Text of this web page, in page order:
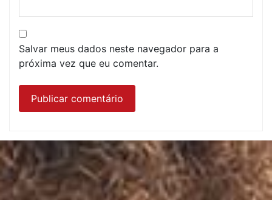
Salvar meus dados neste navegador para a
próxima vez que eu comentar.